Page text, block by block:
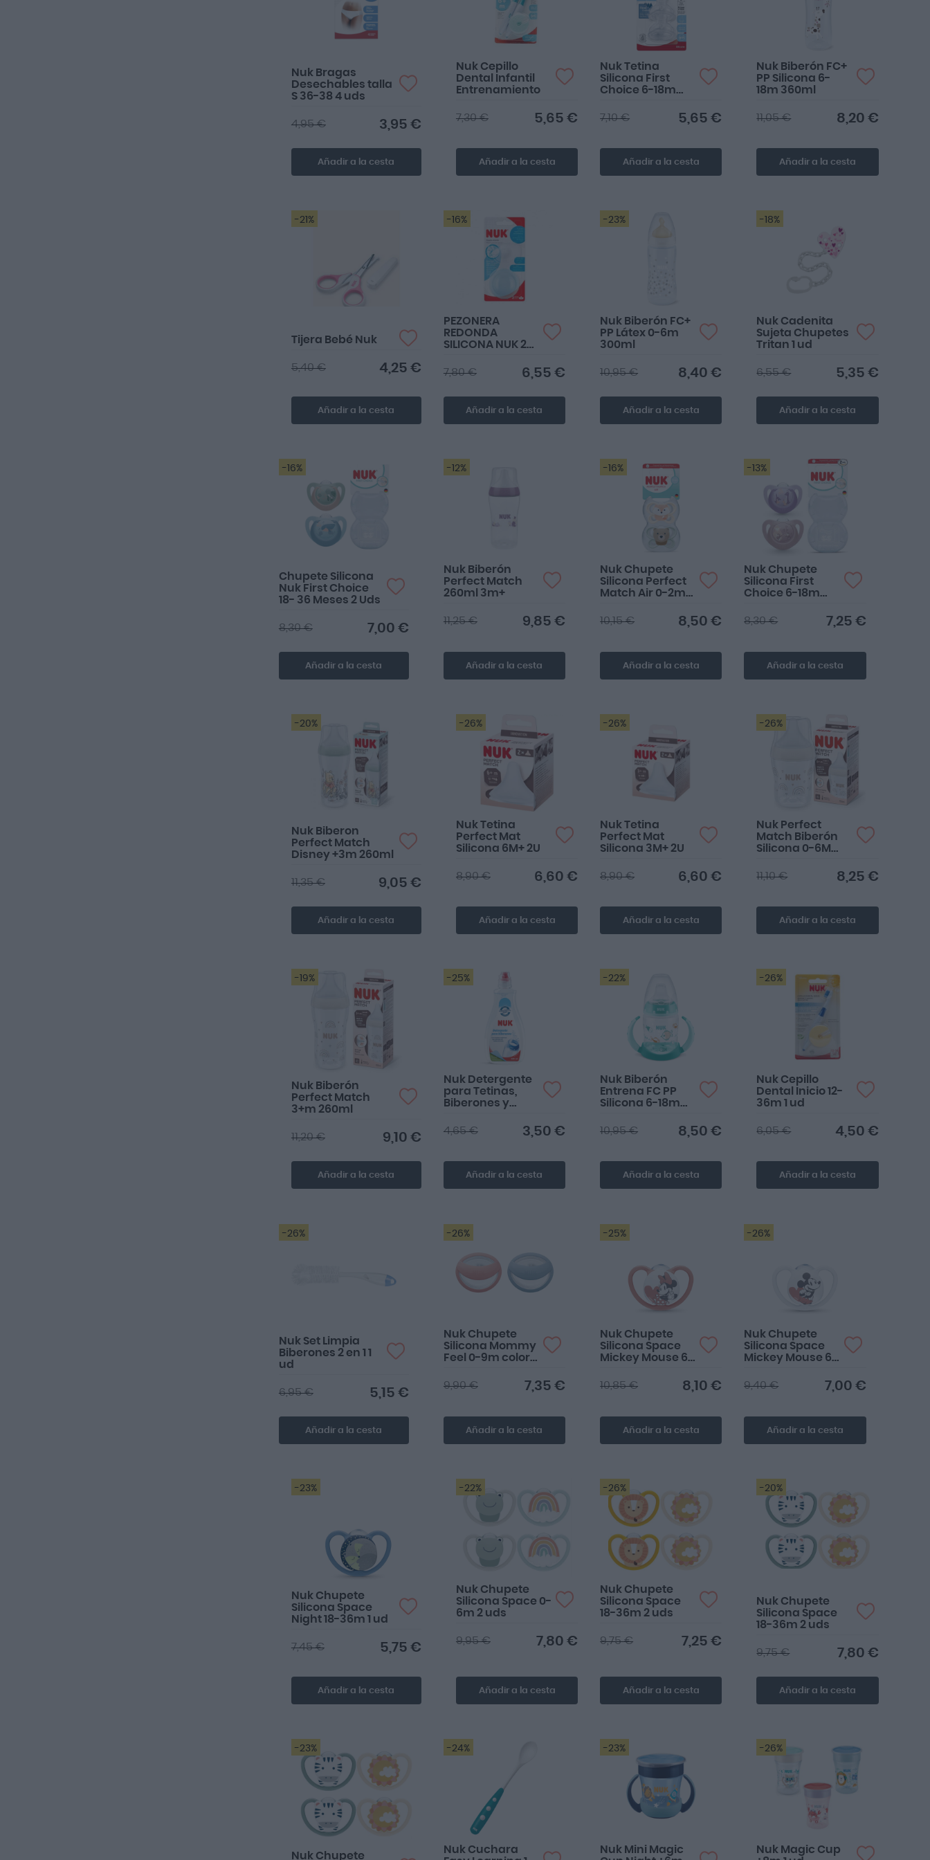
Nuk Bragas
Desechables talla
S 36-38 4 uds
3,95 €
4,95 €
Añadir a la cesta
Nuk Cepillo
Dental Infantil
Entrenamiento
5,65 €
7,30 €
Añadir a la cesta
Nuk Tetina
Silicona First
Choice 6-18m
5,65 €
7,10 €
Añadir a la cesta
Nuk Biberón FC+
PP Silicona 6-
18m 360ml
8,20 €
11,05 €
Añadir a la cesta
-21%
Imprescindible
Tijera Bebé Nuk
4,25 €
5,40 €
Añadir a la cesta
-16%
PEZONERA
REDONDA
SILICONA NUK 2
M
6,55 €
7,80 €
Añadir a la cesta
-23%
Nuk Biberón FC+
PP Látex 0-6m
300ml
8,40 €
10,95 €
Añadir a la cesta
-18%
Nuk Cadenita
Sujeta Chupetes
Tritan 1 ud
5,35 €
6,55 €
Añadir a la cesta
-16%
Chupete Silicona
Nuk First Choice
18- 36 Meses 2 Uds
7,00 €
8,30 €
Añadir a la cesta
-12%
Nuk Biberón
Perfect Match
260ml 3m+
9,85 €
11,25 €
Añadir a la cesta
-16%
Nuk Chupete
Silicona Perfect
Match Air 0-2m
8,50 €
10,15 €
Añadir a la cesta
-13%
Nuk Chupete
Silicona First
Choice 6-18m
7,25 €
8,30 €
Añadir a la cesta
-20%
Nuk Biberon
Perfect Match
Disney +3m 260ml
9,05 €
11,35 €
Añadir a la cesta
-26%
Nuk Tetina
Perfect Mat
Silicona 6M+ 2U
6,60 €
8,90 €
Añadir a la cesta
-26%
Nuk Tetina
Perfect Mat
Silicona 3M+ 2U
6,60 €
8,90 €
Añadir a la cesta
-26%
Nuk Perfect
Match Biberón
Silicona 0-6M
8,25 €
11,10 €
Añadir a la cesta
-19%
Nuk Biberón
Perfect Match
3+m 260ml
9,10 €
11,20 €
Añadir a la cesta
-25%
Nuk Detergente
para Tetinas,
Biberones y
3,50 €
4,65 €
Añadir a la cesta
-22%
Nuk Biberón
Entrena FC PP
Silicona 6-18m
8,50 €
10,95 €
Añadir a la cesta
-26%
Nuk Cepillo
Dental Inicio 12-
36m 1 ud
4,50 €
6,05 €
Añadir a la cesta
-26%
Nuk Set Limpia
Biberones 2 en 1 1
ud
5,15 €
6,95 €
Añadir a la cesta
-26%
Nuk Chupete
Silicona Mommy
Feel 0-9m color
7,35 €
9,90 €
Añadir a la cesta
-25%
Nuk Chupete
Silicona Space
Mickey Mouse 6-
8,10 €
10,85 €
Añadir a la cesta
-26%
Nuk Chupete
Silicona Space
Mickey Mouse 6-
7,00 €
9,40 €
Añadir a la cesta
-23%
Nuk Chupete
Silicona Space
Night 18-36m 1 ud
5,75 €
7,45 €
Añadir a la cesta
-22%
Nuk Chupete
Silicona Space 0-
6m 2 uds
7,80 €
9,95 €
Añadir a la cesta
-26%
Nuk Chupete
Silicona Space
18-36m 2 uds
7,25 €
9,75 €
Añadir a la cesta
-20%
Buen producto
Nuk Chupete
Silicona Space
18-36m 2 uds
7,80 €
9,75 €
Añadir a la cesta
-23%
Nuk Chupete
-24%
Nuk Cuchara
-23%
Nuk Mini Magic
-26%
Nuk Magic Cup